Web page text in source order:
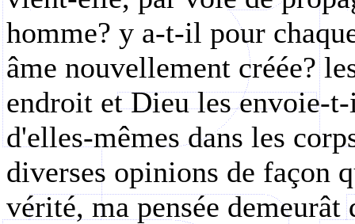
homme? y a-t-il pour
âme nouvellement créée?
endroit et Dieu les envoie-
d'elles-mêmes dans les
diverses opinions de façon
vérité, ma pensée